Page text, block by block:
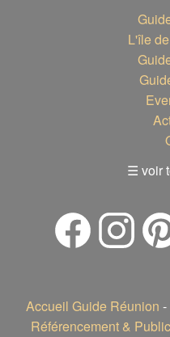
L'île
☰ voir
Accueil Guide Réunion -
Référencement &